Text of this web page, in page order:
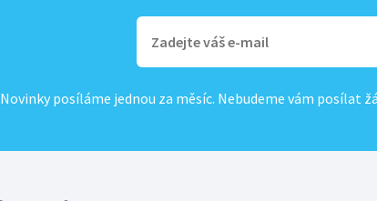
Novinky posíláme jednou za měsíc. Nebudeme vám posílat